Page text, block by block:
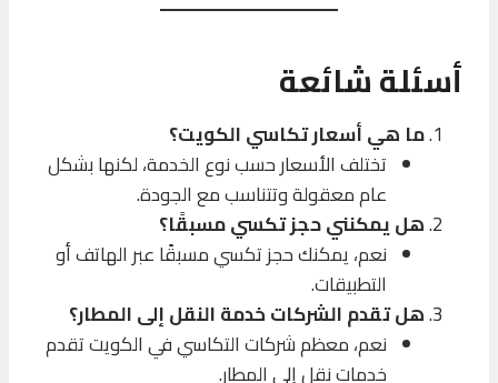
أسئلة شائعة
ما هي أسعار تكاسي الكويت؟
تختلف الأسعار حسب نوع الخدمة، لكنها بشكل
عام معقولة وتتناسب مع الجودة.
هل يمكنني حجز تكسي مسبقًا؟
نعم، يمكنك حجز تكسي مسبقًا عبر الهاتف أو
التطبيقات.
هل تقدم الشركات خدمة النقل إلى المطار؟
نعم، معظم شركات التكاسي في الكويت تقدم
خدمات نقل إلى المطار.